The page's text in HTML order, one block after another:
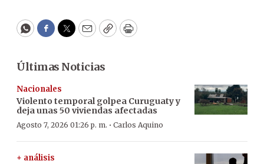
WhatsApp
Facebook
Twitter
EmailCopyPrint
Últimas Noticias
Nacionales
Violento temporal golpea Curuguaty y
deja unas 50 viviendas afectadas
Agosto 7, 2026 01:26 p. m. · Carlos Aquino
+ análisis